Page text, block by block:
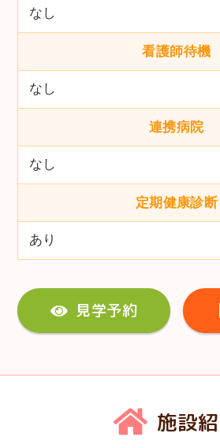
なし
看護師待機
なし
連携病院
なし
定期健康診断
あり
見学予約
施設